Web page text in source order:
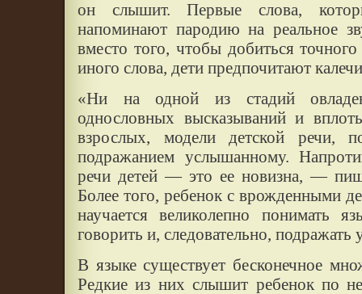
он слышит. Первые слова,
напоминают пародию на реальное
вместо того, чтобы добиться
иного слова, дети предпочитают
«Ни на одной из стадий
однословных высказываний и
взрослых, модели детской речи,
подражанием услышанному.
речи детей — это ее новизна, —
Более того, ребенок с врожденными
научается великолепно понимать
говорить и, следовательно,
В языке существует бесконечное
Редкие из них слышит ребенок по